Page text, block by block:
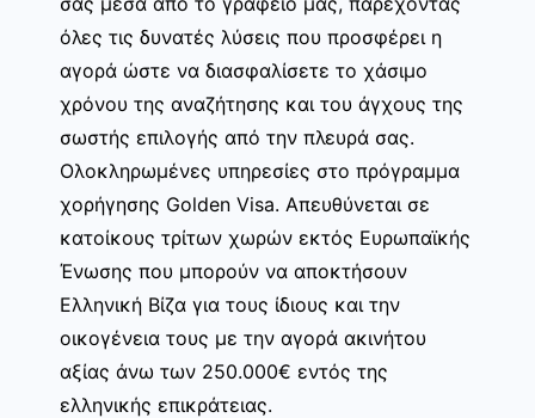
όλες τις δυνατές λύσεις που προσφέρει η
αγορά ώστε να διασφαλίσετε το χάσιμο
χρόνου της αναζήτησης και του άγχους της
σωστής επιλογής από την πλευρά σας.
Ολοκληρωμένες υπηρεσίες στο πρόγραμμα
χορήγησης Golden Visa. Απευθύνεται σε
κατοίκους τρίτων χωρών εκτός Ευρωπαϊκής
Ένωσης που μπορούν να αποκτήσουν
Ελληνική Βίζα για τους ίδιους και την
οικογένεια τους με την αγορά ακινήτου
αξίας άνω των 250.000€ εντός της
ελληνικής επικράτειας.